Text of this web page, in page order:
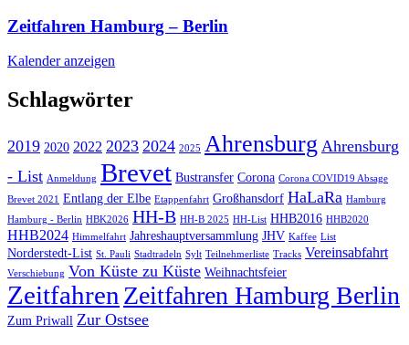
Zeitfahren Hamburg – Berlin
Kalender anzeigen
Schlagwörter
2019 2020 2022 2023 2024 2025 Ahrensburg Ahrensburg
- List Anmeldung Brevet Bustransfer Corona Corona COVID19 Absage
Brevet 2021 Entlang der Elbe Etappenfahrt Großhansdorf HaLaRa Hamburg
Hamburg - Berlin HBK2026 HH-B HH-B 2025 HH-List HHB2016 HHB2020
HHB2024 Himmelfahrt Jahreshauptversammlung JHV Kaffee List
Norderstedt-List St. Pauli Stadtradeln Sylt Teilnehmerliste Tracks Vereinsabfahrt
Verschiebung Von Küste zu Küste Weihnachtsfeier
Zeitfahren Zeitfahren Hamburg Berlin
Zum Priwall Zur Ostsee